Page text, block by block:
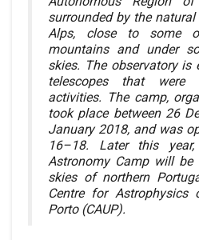
surrounded by the
Alps, close to some
mountains and under
skies. The observatory is
telescopes that were
activities. The camp,
took place between 26
January 2018, and was
16–18. Later this
Astronomy Camp will
skies of northern
Centre for
Porto (CAUP).